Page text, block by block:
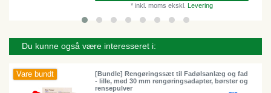
* inkl. moms ekskl. Levering
Du kunne også være interesseret i:
Vare bundt
[Bundle] Rengøringssæt til Fadølsanlæg og fad
- lille, med 30 mm rengøringsadapter, børster og
rensepulver